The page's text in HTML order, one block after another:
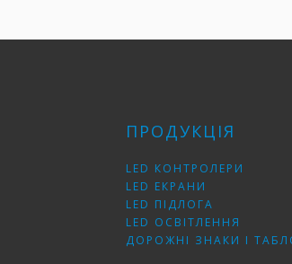
ПРОДУКЦІЯ
LED КОНТРОЛЕРИ
LED ЕКРАНИ
LED ПІДЛОГА
LED ОСВІТЛЕННЯ
ДОРОЖНІ ЗНАКИ І